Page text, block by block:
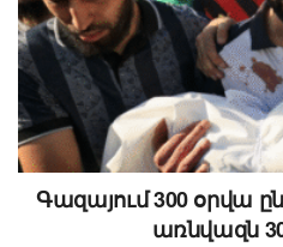
Գազայում 300 օրվա
առնվազն